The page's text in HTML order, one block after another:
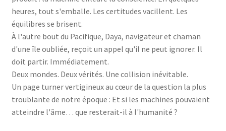
heures, tout s'emballe. Les certitudes vacillent. Les
équilibres se brisent.
À l'autre bout du Pacifique, Daya, navigateur et chaman
d'une île oubliée, reçoit un appel qu'il ne peut ignorer. Il
doit partir. Immédiatement.
Deux mondes. Deux vérités. Une collision inévitable.
Un page turner vertigineux au cœur de la question la plus
troublante de notre époque : Et si les machines pouvaient
atteindre l'âme… que resterait-il à l'humanité ?